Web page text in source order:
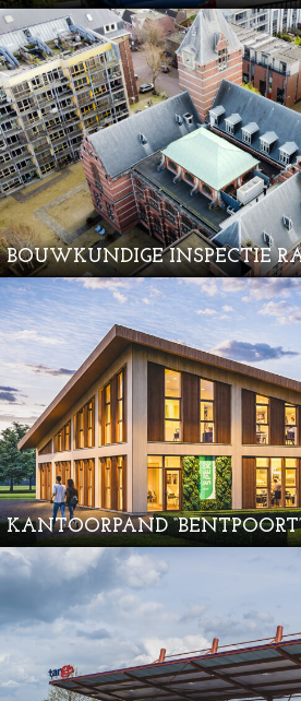
BOUWKUNDIGE INSPECTIE
KANTOORPAND